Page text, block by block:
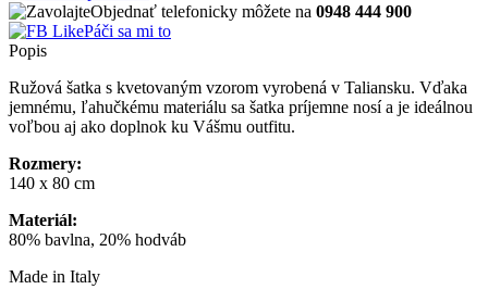
Objednať telefonicky môžete na 0948 444 900
Páči sa mi to
Popis
Ružová šatka s kvetovaným vzorom vyrobená v Taliansku. Vďaka
jemnému, ľahučkému materiálu sa šatka príjemne nosí a je ideálnou
voľbou aj ako doplnok ku Vášmu outfitu.
Rozmery:
140 x 80 cm
Materiál:
80% bavlna, 20% hodváb
Made in Italy